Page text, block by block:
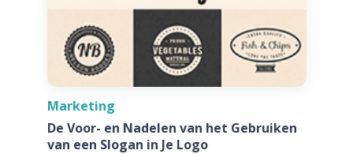
Marketing
De Voor- en Nadelen van het Gebruiken
van een Slogan in Je Logo